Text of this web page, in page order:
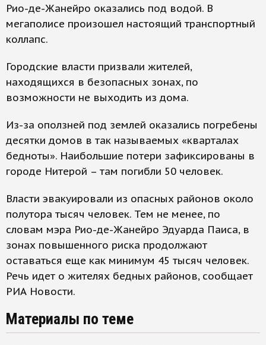
Рио-де-Жанейро оказались под водой. В
мегаполисе произошел настоящий транспортный
коллапс.
Городские власти призвали жителей,
находящихся в безопасных зонах, по
возможности не выходить из дома.
Из-за оползней под землей оказались погребены
десятки домов в так называемых «кварталах
бедноты». Наибольшие потери зафиксированы в
городе Нитерой – там погибли 50 человек.
Власти эвакуировали из опасных районов около
полутора тысяч человек. Тем не менее, по
словам мэра Рио-де-Жанейро Эдуарда Паиса, в
зонах повышенного риска продолжают
оставаться еще как минимум 45 тысяч человек.
Речь идет о жителях бедных районов, сообщает
РИА Новости.
Материалы по теме